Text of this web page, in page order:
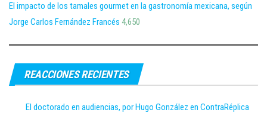
El impacto de los tamales gourmet en la gastronomía mexicana, según
Jorge Carlos Fernández Francés 4,650
REACCIONES RECIENTES
El doctorado en audiencias, por Hugo González en ContraRéplica